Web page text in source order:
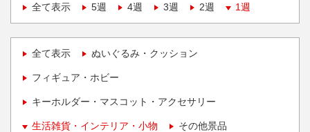
全て表示
5週 4週 3週 2週 1週
全て表示 ぬいぐるみ・クッション
フィギュア・ホビー
キーホルダー・マスコット・アクセサリー
生活雑貨・インテリア・小物 その他景品